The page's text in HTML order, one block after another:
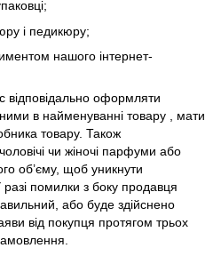
і педикюру;
нашого інтернет-
відповідально оформляти
в найменуванні товару , мати
товару. Також
чи жіночі парфуми або
об’єму, щоб уникнути
помилки з боку продавця
або буде здійснено
від покупця протягом трьох